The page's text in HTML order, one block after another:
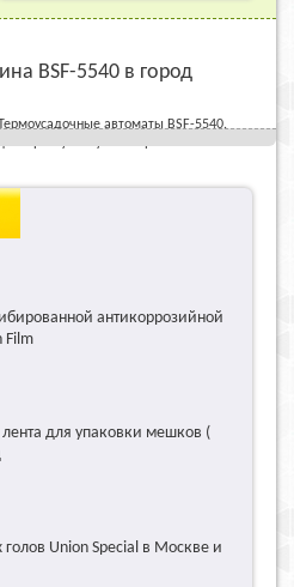
BSF-5540 в город
автоматы BSF-5540.
в республику Башкортостан.
антикоррозийной
Film
для упаковки мешков (
Union Special в Москве и